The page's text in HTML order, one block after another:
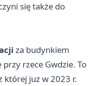
się także do
za budynkiem
rzece Gwdzie. To
której juz w 2023 r.